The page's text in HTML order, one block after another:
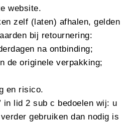
website.
zelf (laten) afhalen, gelden
bij retournering:
na ontbinding;
de originele verpakking;
en risico.
in lid 2 sub c bedoelen wij: u
gebruiken dan nodig is